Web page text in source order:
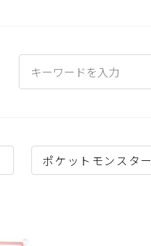
ポケットモンスター